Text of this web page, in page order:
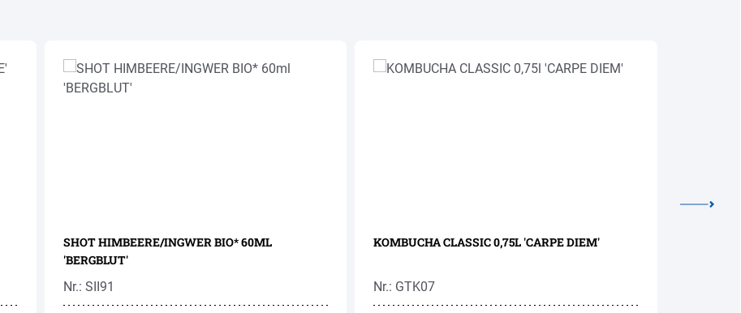
SHOT HIMBEERE/INGWER BIO* 60ML
'BERGBLUT'
Nr.: SII91
KOMBUCHA CLASSIC 0,75L 'CARPE DIEM'
Nr.: GTK07